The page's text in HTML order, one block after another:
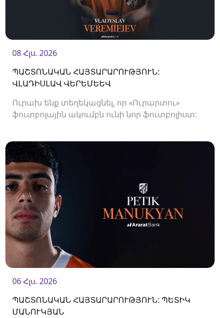
08 Հլս. 2026
ՊԱՇՏՈՆԱԿԱՆ ՀԱՅՏԱՐԱՐՈՒԹՅՈՒՆ:
ՎԼԱԴԻՍԼԱՎ ՎԵՐԵՄԵԵՎ
Ուրախ ենք տեղեկացնել, որ «Ուրարտու»
ֆուտբոլային ակումբն ունի նոր ֆուտբոլիստ:
06 Հլս. 2026
ՊԱՇՏՈՆԱԿԱՆ ՀԱՅՏԱՐԱՐՈՒԹՅՈՒՆ: ՊԵՏԻԿ
ՄԱՆՈՒԿՅԱՆ